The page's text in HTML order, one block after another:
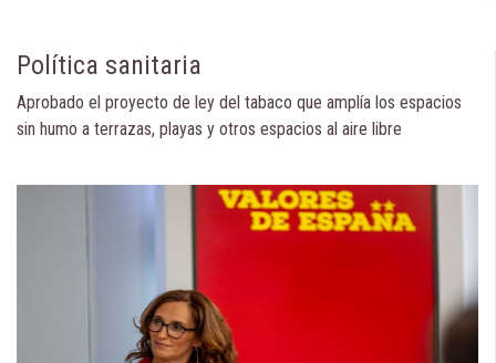
Política sanitaria
Aprobado el proyecto de ley del tabaco que amplía los espacios
sin humo a terrazas, playas y otros espacios al aire libre